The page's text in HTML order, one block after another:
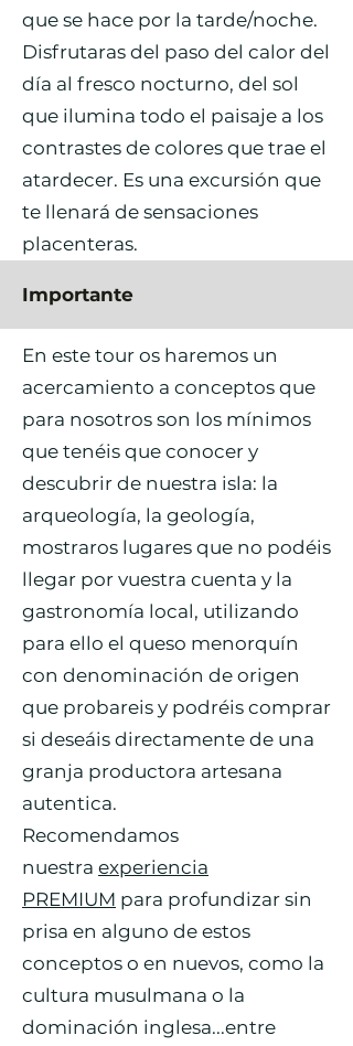
que se hace por la tarde/noche.
Disfrutaras del paso del calor del
día al fresco nocturno, del sol
que ilumina todo el paisaje a los
contrastes de colores que trae el
atardecer. Es una excursión que
te llenará de sensaciones
placenteras.
Importante
En este tour os haremos un
acercamiento a conceptos que
para nosotros son los mínimos
que tenéis que conocer y
descubrir de nuestra isla: la
arqueología, la geología,
mostraros lugares que no podéis
llegar por vuestra cuenta y la
gastronomía local, utilizando
para ello el queso menorquín
con denominación de origen
que probareis y podréis comprar
si deseáis directamente de una
granja productora artesana
autentica.
Recomendamos
nuestra experiencia
PREMIUM para profundizar sin
prisa en alguno de estos
conceptos o en nuevos, como la
cultura musulmana o la
dominación inglesa...entre